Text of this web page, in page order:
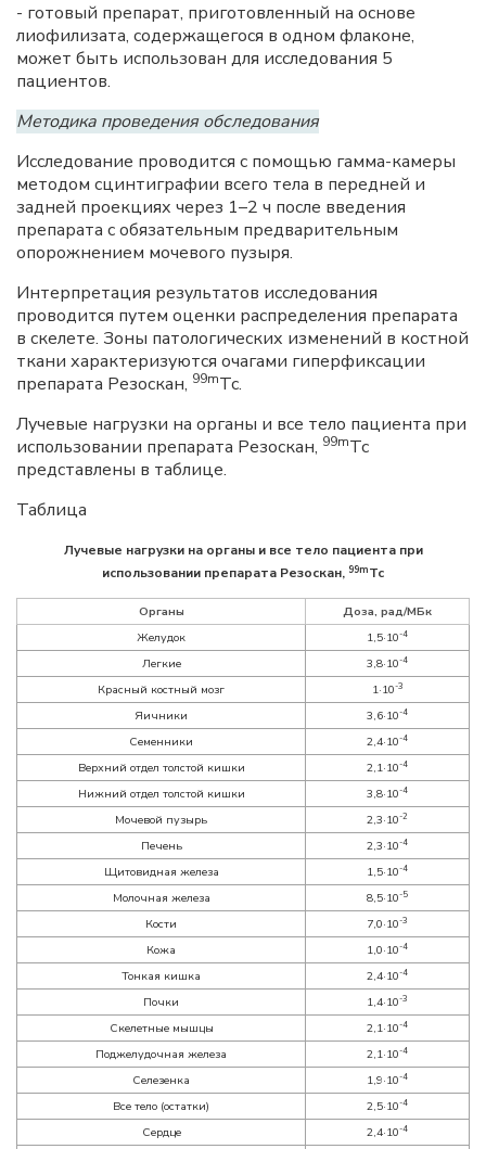
- готовый препарат, приготовленный на основе
лиофилизата, содержащегося в одном флаконе,
может быть использован для исследования 5
пациентов.
Методика проведения обследования
Исследование проводится с помощью гамма-камеры
методом сцинтиграфии всего тела в передней и
задней проекциях через 1–2 ч после введения
препарата с обязательным предварительным
опорожнением мочевого пузыря.
Интерпретация результатов исследования
проводится путем оценки распределения препарата
в скелете. Зоны патологических изменений в костной
ткани характеризуются очагами гиперфиксации
препарата Резоскан, 99mТс.
Лучевые нагрузки на органы и все тело пациента при
использовании препарата Резоскан, 99mТс
представлены в таблице.
Таблица
Лучевые нагрузки на органы и все тело пациента при
использовании препарата Резоскан, 99mТс
Органы
Доза, рад/МБк
Желудок
1,5·10-4
Легкие 3,8·10-4
Красный костный мозг 1·10-3
Яичники 3,6·10-4
Семенники 2,4·10-4
Верхний отдел толстой кишки 2,1·10-4
Нижний отдел толстой кишки 3,8·10-4
Мочевой пузырь 2,3·10-2
Печень 2,3·10-4
Щитовидная железа 1,5·10-4
Молочная железа 8,5·10-5
Кости 7,0·10-3
Кожа 1,0·10-4
Тонкая кишка 2,4·10-4
Почки 1,4·10-3
Скелетные мышцы 2,1·10-4
Поджелудочная железа 2,1·10-4
Селезенка 1,9·10-4
Все тело (остатки) 2,5·10-4
Сердце 2,4·10-4